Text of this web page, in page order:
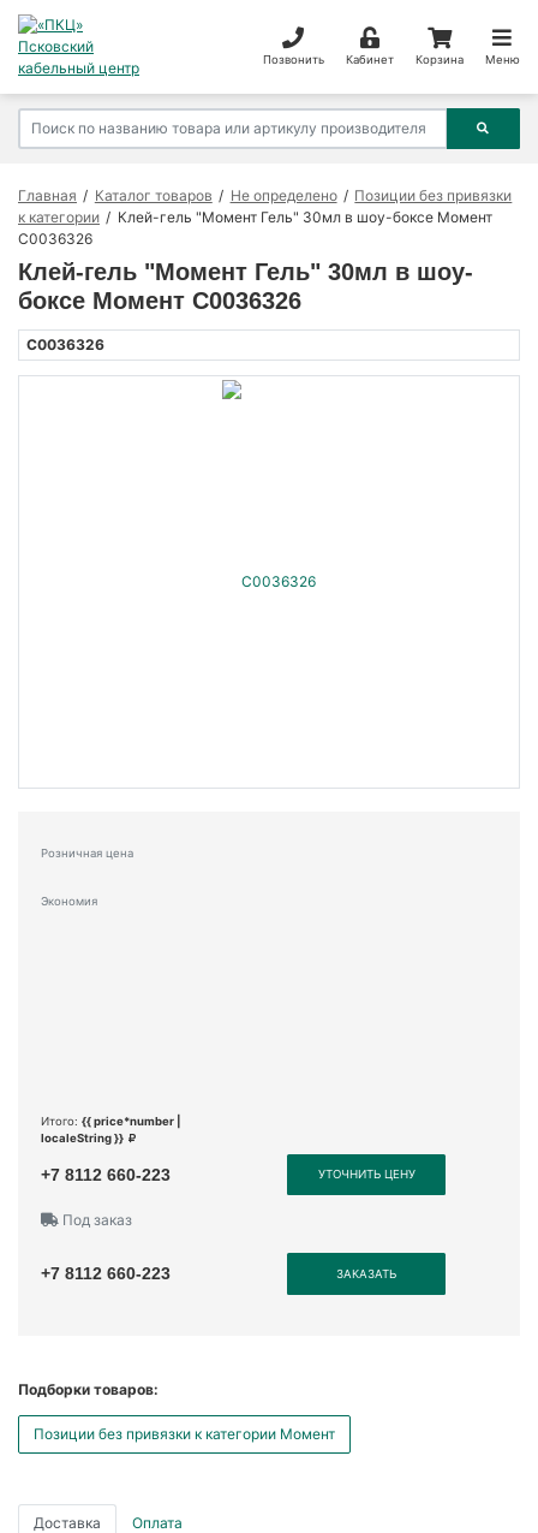
Позвонить Кабинет Корзина Меню
Главная Каталог товаров Не определено
Позиции без привязки
к категории
Клей-гель "Момент Гель" 30мл в шоу-боксе Момент
C0036326
Клей-гель "Момент Гель" 30мл в шоу-
боксе Момент C0036326
C0036326
Розничная цена
Экономия
Итого: {{ price*number |
localeString }}
+7 8112 660-223 УТОЧНИТЬ ЦЕНУ
Под заказ
+7 8112 660-223 ЗАКАЗАТЬ
Подборки товаров:
Позиции без привязки к категории Момент
Доставка Оплата